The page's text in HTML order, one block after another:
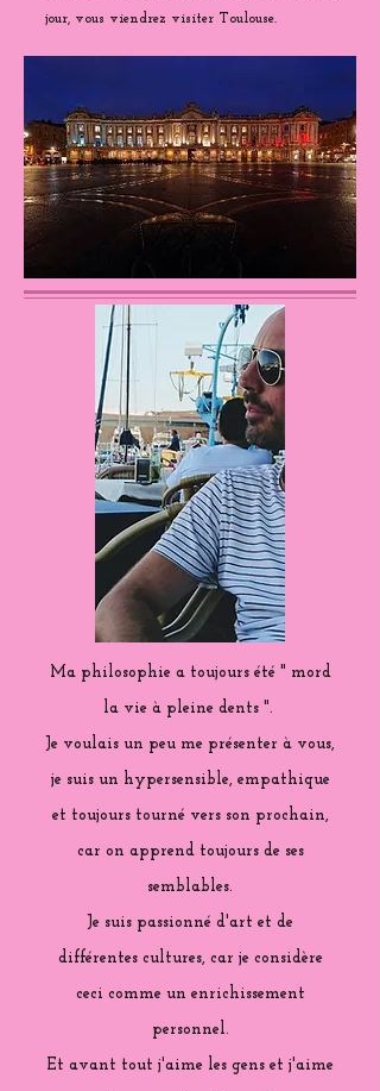
jour, vous viendrez visiter Toulouse.
Ma philosophie a toujours été " mord
la vie à pleine dents ".
Je voulais un peu me présenter à vous,
je suis un hypersensible, empathique
et toujours tourné vers son prochain,
car on apprend toujours de ses
semblables.
Je suis passionné d'art et de
différentes cultures, car je considère
ceci comme un enrichissement
personnel.
Et avant tout j'aime les gens et j'aime